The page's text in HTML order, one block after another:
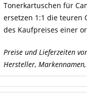
Tonerkartuschen für
ersetzen 1:1 die teuren
des Kaufpreises einer
Preise und Lieferzeiten
Hersteller,